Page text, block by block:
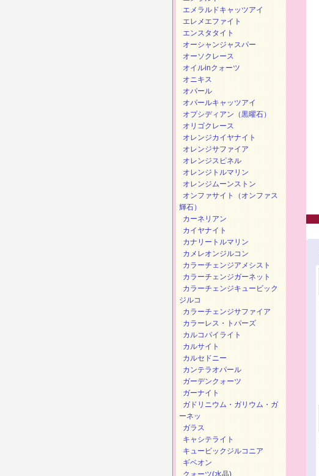
エメラルドキャッツアイ
エレメエファイト
エンスタタイト
オーシャンジャスパー
オーソクレース
オイルinクォーツ
オニキス
オパール
オパールキャッツアイ
オプシディアン（黒曜石）
オリゴクレース
オレンジカイヤナイト
オレンジサファイア
オレンジスピネル
オレンジトルマリン
オレンジムーンストン
オンファサイト（オンファス
輝石）
カーネリアン
カイヤナイト
カナリートルマリン
カメレオンジルコン
カラーチェンジアメシスト
カラーチェンジガーネット
カラーチェンジキュービック
ジルコ
カラーチェンジサファイア
カラーレス・トパーズ
カルコパイライト
カルサイト
カルセドニー
カンテラオパール
ガーデンクォーツ
ガーナイト
ガドリニウム・ガリウム・ガ
ーネッ
ガラス
キャシテライト
キュービックジルコニア
ギベオン
クォーツ(水晶)